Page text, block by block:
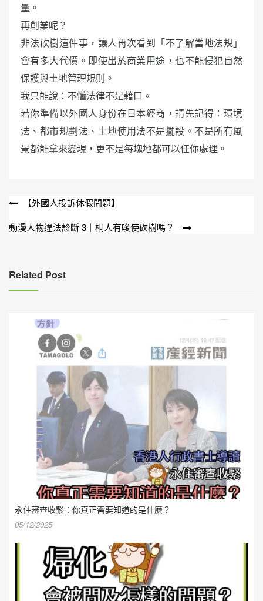
量。
再創業呢？
非法砍樹這件事，讓人再次看到「不了解當地法規」
會有多大代價。即使出於商業用途，也不能侵犯自然
保護與土地管理規則。
我只能說：不懂法律不是藉口。
若你準備以外國人身份在日本經商，請先記得：環境
法、都市規劃法、土地使用法不是擺設。不是所有風
景都能拿來變現，更不是每塊地都可以任你處理。
文
章
【外國人投訴休假問題】
動漫人物違法診斷 3｜桐人有唆使砍樹嗎？
Related Post
永住審查收緊：你真正需要知道的是什麼？
05/12/2025